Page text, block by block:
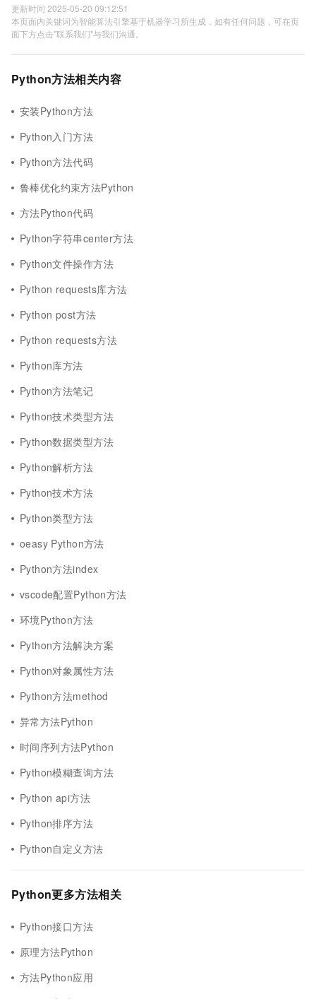
更新时间 2025-05-20 09:12:51
本页面内关键词为智能算法引擎基于机器学习所生成，如有任何问题，可在页
面下方点击"联系我们"与我们沟通。
Python方法相关内容
安装Python方法
Python入门方法
Python方法代码
鲁棒优化约束方法Python
方法Python代码
Python字符串center方法
Python文件操作方法
Python requests库方法
Python post方法
Python requests方法
Python库方法
Python方法笔记
Python技术类型方法
Python数据类型方法
Python解析方法
Python技术方法
Python类型方法
oeasy Python方法
Python方法index
vscode配置Python方法
环境Python方法
Python方法解决方案
Python对象属性方法
Python方法method
异常方法Python
时间序列方法Python
Python模糊查询方法
Python api方法
Python排序方法
Python自定义方法
Python更多方法相关
Python接口方法
原理方法Python
方法Python应用